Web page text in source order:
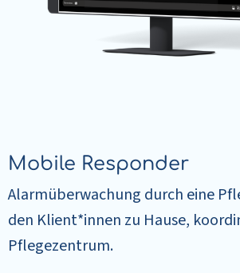
Mobile Responder
Alarmüberwachung durch eine
den Klient*innen zu Hause,
Pflegezentrum.